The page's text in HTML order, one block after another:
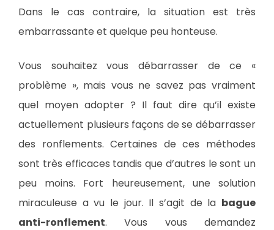
Dans le cas contraire, la situation est très
embarrassante et quelque peu honteuse.
Vous souhaitez vous débarrasser de ce «
problème », mais vous ne savez pas vraiment
quel moyen adopter ? Il faut dire qu’il existe
actuellement plusieurs façons de se débarrasser
des ronflements. Certaines de ces méthodes
sont très efficaces tandis que d’autres le sont un
peu moins. Fort heureusement, une solution
miraculeuse a vu le jour. Il s’agit de la bague
anti-ronflement. Vous vous demandez